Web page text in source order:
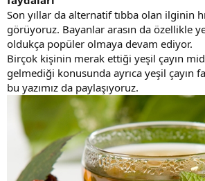
a
t
a
n
i
h
i
Son yıllar da alternatif tıbba olan ilginin
görüyoruz. Bayanlar arasın da özellikle
oldukça popüler olmaya devam ediyor.
Birçok kişinin merak ettiği yeşil çayın
gelmediği konusunda ayrıca yeşil çayın
bu yazımız da paylaşıyoruz.